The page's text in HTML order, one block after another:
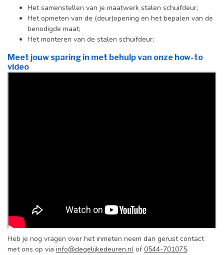
Het samenstellen van je maatwerk stalen schuifdeur;
Het opmeten van de (deur)opening en het bepalen van de
benodigde maat;
Het monteren van de stalen schuifdeur;
Meet jouw sparing in met behulp van onze how-to
video
Heb je nog vragen over het inmeten neem dan gerust contact
met ons op via info@degelijkedeuren.nl of0544-701075.